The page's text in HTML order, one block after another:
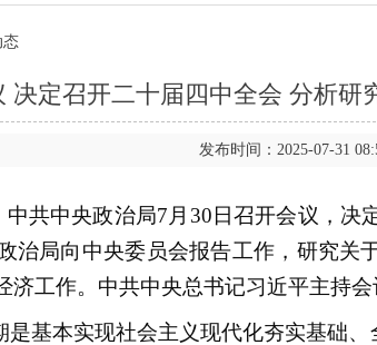
态
决定召开二十届四中全会 分析
发布时间：2025-07-
共中央政治局7月30日召开会议，决
治局向中央委员会报告工作，研究
工作。中共中央总书记习近平主持会
是基本实现社会主义现代化夯实基础